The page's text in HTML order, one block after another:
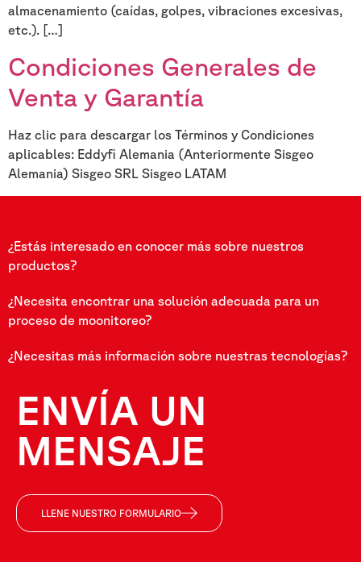
almacenamiento (caídas, golpes, vibraciones excesivas,
etc.). […]
Condiciones Generales de
Venta y Garantía
Haz clic para descargar los Términos y Condiciones
aplicables: Eddyfi Alemania (Anteriormente Sisgeo
Alemania) Sisgeo SRL Sisgeo LATAM
¿Estás interesado en conocer más sobre nuestros
productos?
¿Necesita encontrar una solución adecuada para un
proceso de moonitoreo?
¿Necesitas más información sobre nuestras tecnologías?
ENVÍA UN
MENSAJE
LLENE NUESTRO FORMULARIO